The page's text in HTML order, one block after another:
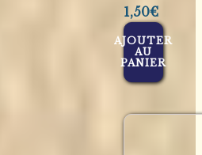
1,50€
AJOUTER
AU
PANIER